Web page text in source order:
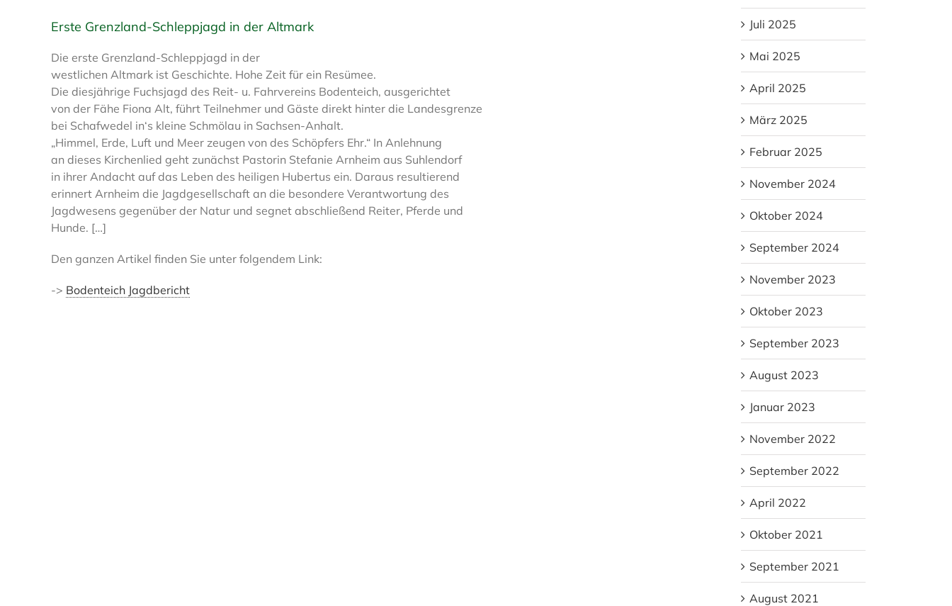
Erste Grenzland-Schleppjagd in der Altmark
Die erste Grenzland-Schleppjagd in der
westlichen Altmark ist Geschichte. Hohe Zeit für ein Resümee.
Die diesjährige Fuchsjagd des Reit- u. Fahrvereins Bodenteich, ausgerichtet
von der Fähe Fiona Alt, führt Teilnehmer und Gäste direkt hinter die Landesgrenze
bei Schafwedel in‘s kleine Schmölau in Sachsen-Anhalt.
„Himmel, Erde, Luft und Meer zeugen von des Schöpfers Ehr.“ In Anlehnung
an dieses Kirchenlied geht zunächst Pastorin Stefanie Arnheim aus Suhlendorf
in ihrer Andacht auf das Leben des heiligen Hubertus ein. Daraus resultierend
erinnert Arnheim die Jagdgesellschaft an die besondere Verantwortung des
Jagdwesens gegenüber der Natur und segnet abschließend Reiter, Pferde und
Hunde. […]
Den ganzen Artikel finden Sie unter folgendem Link:
-> Bodenteich Jagdbericht
Juli 2025
Mai 2025
April 2025
März 2025
Februar 2025
November 2024
Oktober 2024
September 2024
November 2023
Oktober 2023
September 2023
August 2023
Januar 2023
November 2022
September 2022
April 2022
Oktober 2021
September 2021
August 2021